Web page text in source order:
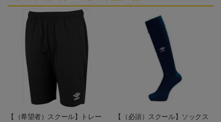
【（希望者）スクール】トレー
【（必須）スクール】ソックス